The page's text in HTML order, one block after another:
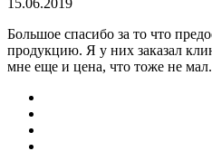
15.06.2019
Большое спасибо за то что
продукцию. Я у них заказал
мне еще и цена, что тоже не